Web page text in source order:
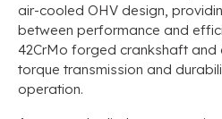
air-cooled OHV design,
between performance and
42CrMo forged crankshaft
torque transmission and
operation.